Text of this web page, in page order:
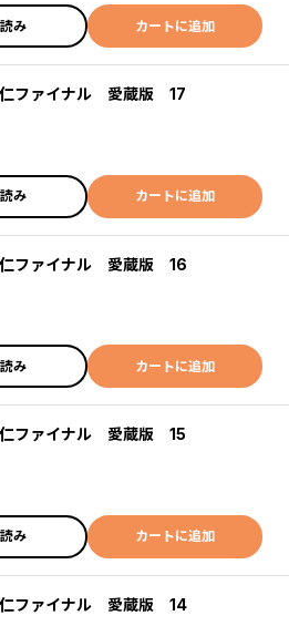
み カートに追加
仁ファイナル 愛蔵版 17
み カートに追加
仁ファイナル 愛蔵版 16
み カートに追加
仁ファイナル 愛蔵版 15
み カートに追加
仁ファイナル 愛蔵版 14